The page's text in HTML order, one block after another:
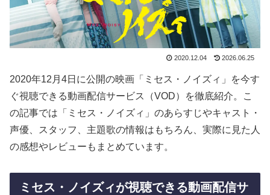
2020.12.04 2026.06.25
2020年12月4日に公開の映画「ミセス・ノイズィ」を今す
ぐ視聴できる動画配信サービス（VOD）を徹底紹介。こ
の記事では「ミセス・ノイズィ」のあらすじやキャスト・
声優、スタッフ、主題歌の情報はもちろん、実際に見た人
の感想やレビューもまとめています。
ミセス・ノイズィが視聴できる動画配信サ